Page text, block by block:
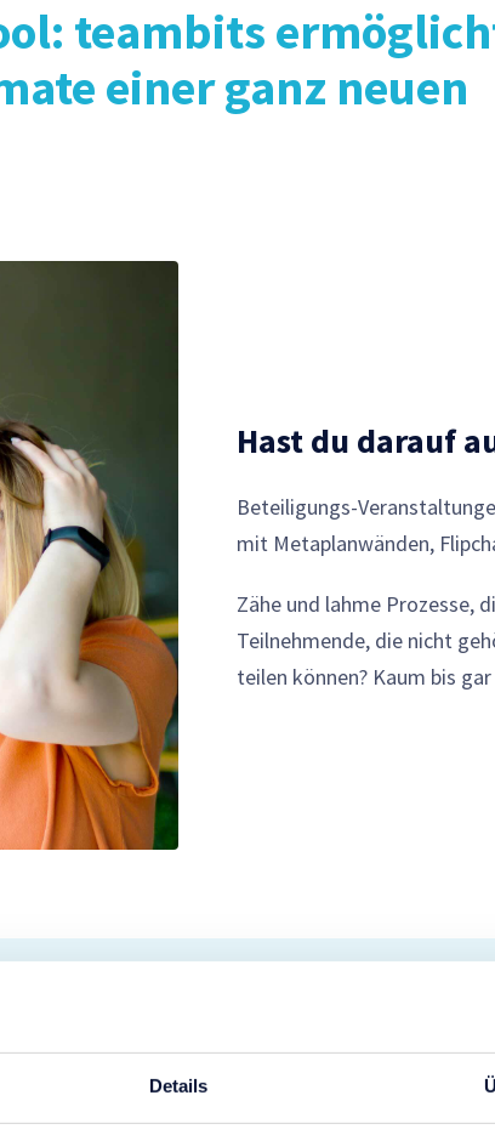
Details
teambits
einer ganz neuen
Hast du darauf
Beteiligungs-
mit Metaplanwänden,
Zähe und lahme Prozesse,
Teilnehmende, die nicht
teilen können? Kaum bis